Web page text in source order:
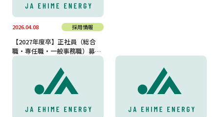
2026.04.08 採用情報
【2027年度卒】正社員（総合
職・専任職・一般事務職）募集
のお知らせ